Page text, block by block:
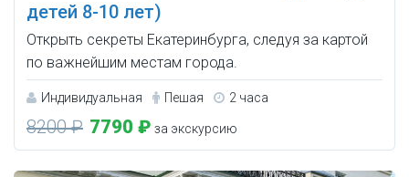
детей 8-10 лет)
Открыть секреты Екатеринбурга, следуя за картой
по важнейшим местам города.
Индивидуальная Пешая 2 часа
8200 ₽ 7790 ₽ за экскурсию